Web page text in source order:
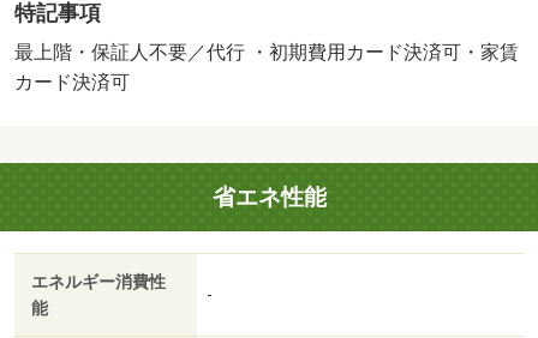
額）１９８０円／鍵セット費３３００円／バストイレ別／
バルコニー／エアコン／ガスコンロ対応／クロゼット／フ
ローリング／シャワー付洗面台／ＴＶインターホン／浴室
洗面化粧台／駐輪場／宅配ボックス／防犯カメラ／照明付
／全居室収納／保証人不要／エアコン２台／物置／ネット
使用料不要／浄水器／２４時間換気システム／複層ガラス
／プロパンガス／室内物干機／ＢＳ／ＩＴ重説 対応物件
／ＬＧＢＴフレンドリー／初期費用カード決済可／家賃カ
ード決済可／みやぎ生協 古川南店（スーパー）まで３０
特記事項
最上階・保証人不要／代行 ・初期費用カード決済可・家賃
カード決済可
省エネ性能
エネルギー消費性
能
-